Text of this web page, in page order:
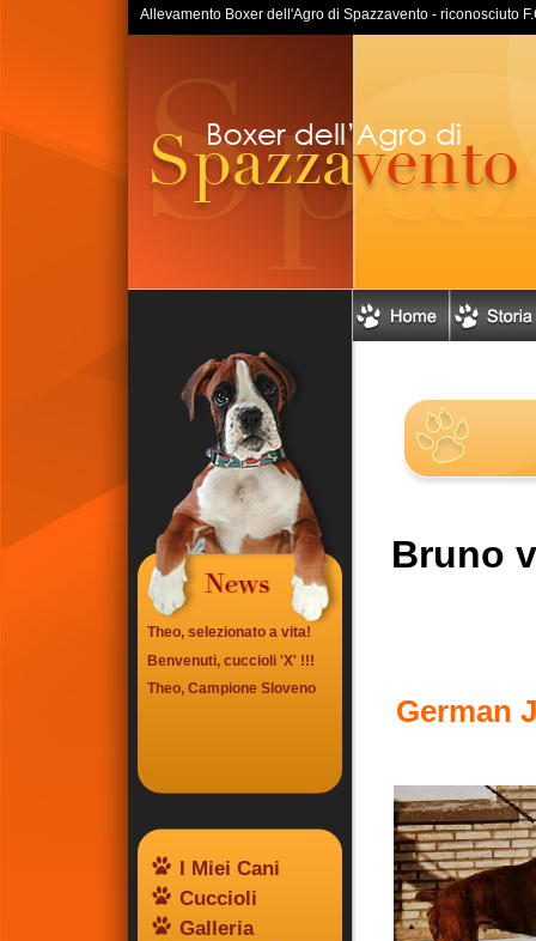
Allevamento Boxer dell'Agro di Spazzavento - riconosciuto
Theo, selezionato a vita!
Benvenuti, cuccioli 'X' !!!
Theo, Campione Sloveno
I Miei Cani
Cuccioli
Galleria
Bruno
German